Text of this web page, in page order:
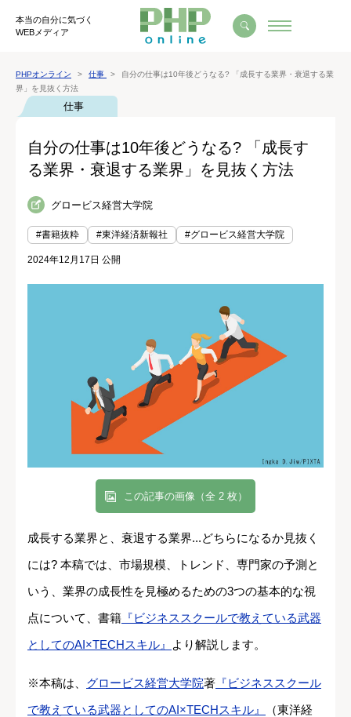
本当の自分に気づく
WEBメディア
PHPオンライン 仕事
自分の仕事は10年後どうなる? 「成長する業界・衰退する業
界」を見抜く方法
仕事
自分の仕事は10年後どうなる? 「成長す
る業界・衰退する業界」を見抜く方法
グロービス経営大学院
#書籍抜粋 #東洋経済新報社 #グロービス経営大学院
2024年12月17日 公開
この記事の画像（全 2 枚）
成長する業界と、衰退する業界...どちらになるか見抜く
には? 本稿では、市場規模、トレンド、専門家の予測と
いう、業界の成長性を見極めるための3つの基本的な視
点について、書籍 『ビジネススクールで教えている武器
としてのAI×TECHスキル』
より解説します。
※本稿は、 グロービス経営大学院著 『ビジネススクール
で教えている武器としてのAI×TECHスキル』
（東洋経